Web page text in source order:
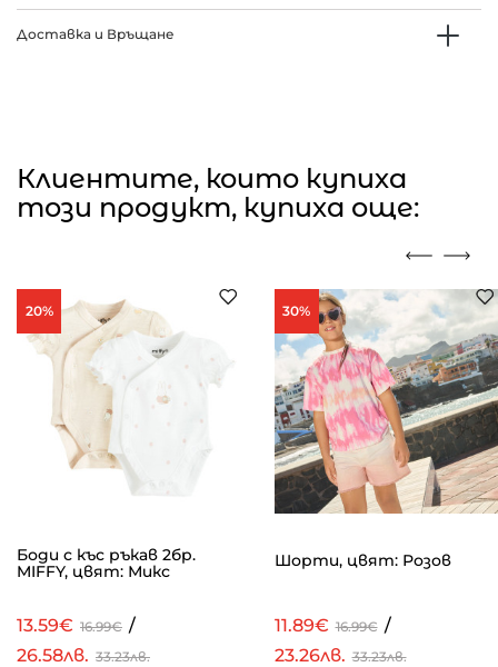
Доставка и Връщане
Клиентите, които купиха
този продукт, купиха още:
20%
Боди с къс ръкав 2бр.
MIFFY, цвят: Микс
13.59€ 16.99€ /
26.58лв. 33.23лв.
30%
Шорти, цвят: Розов
11.89€ 16.99€ /
23.26лв. 33.23лв.